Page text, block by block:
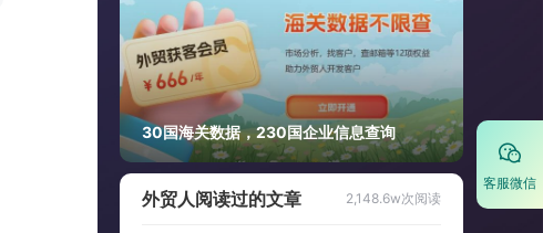
客服微信
30国海关数据，230国企业信息查询
外贸人阅读过的文章 2,148.6w次阅读